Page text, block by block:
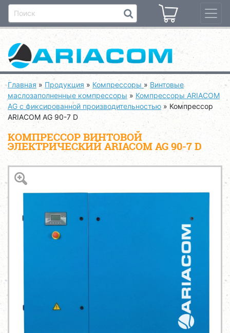
Главная » Продукция » Компрессоры » Винтовые
маслозаполненные компрессоры » Компрессоры ARIACOM
AG с фиксированной производительностью » Компрессор
ARIACOM AG 90-7 D
КОМПРЕССОР ВИНТОВОЙ
ЭЛЕКТРИЧЕСКИЙ ARIACOM AG 90-7 D